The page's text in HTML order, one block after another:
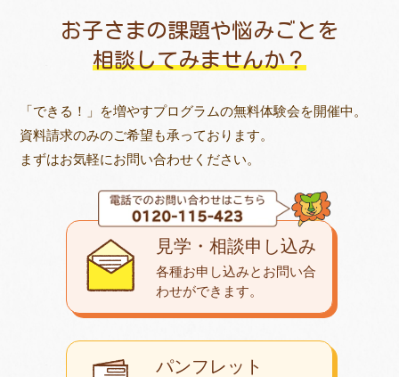
お子さまの課題や悩みごとを
相談してみませんか？
「できる！」を増やすプログラムの無料体験会を開催中。
資料請求のみのご希望も承っております。
まずはお気軽にお問い合わせください。
パンフレット
見学・相談申し込み
各種お申し込みとお問い合
わせができます。